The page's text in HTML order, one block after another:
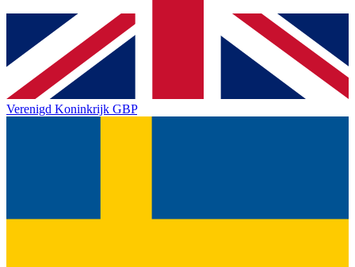
Verenigd Koninkrijk GBP